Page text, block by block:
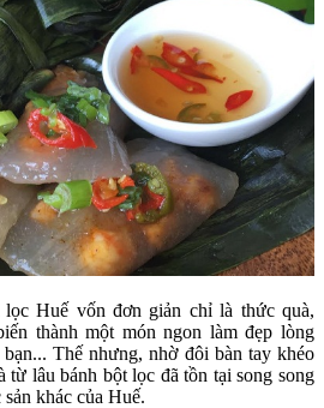
Huế vốn đơn giản chỉ là thức quà,
thành một món ngon làm đẹp lòng
Thế nhưng, nhờ đôi bàn tay khéo
từ lâu bánh bột lọc đã tồn tại song song
khác của Huế.